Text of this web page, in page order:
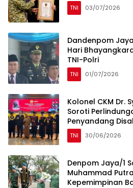
TNI 03/07/2026
Dandenpom
Hari
TNI-Polri
TNI 01/07/2026
Kolonel CKM Dr.
Soroti
Penyandang
TNI 30/06/2026
Denpom Jaya/1
Muhammad
Kepemimpinan